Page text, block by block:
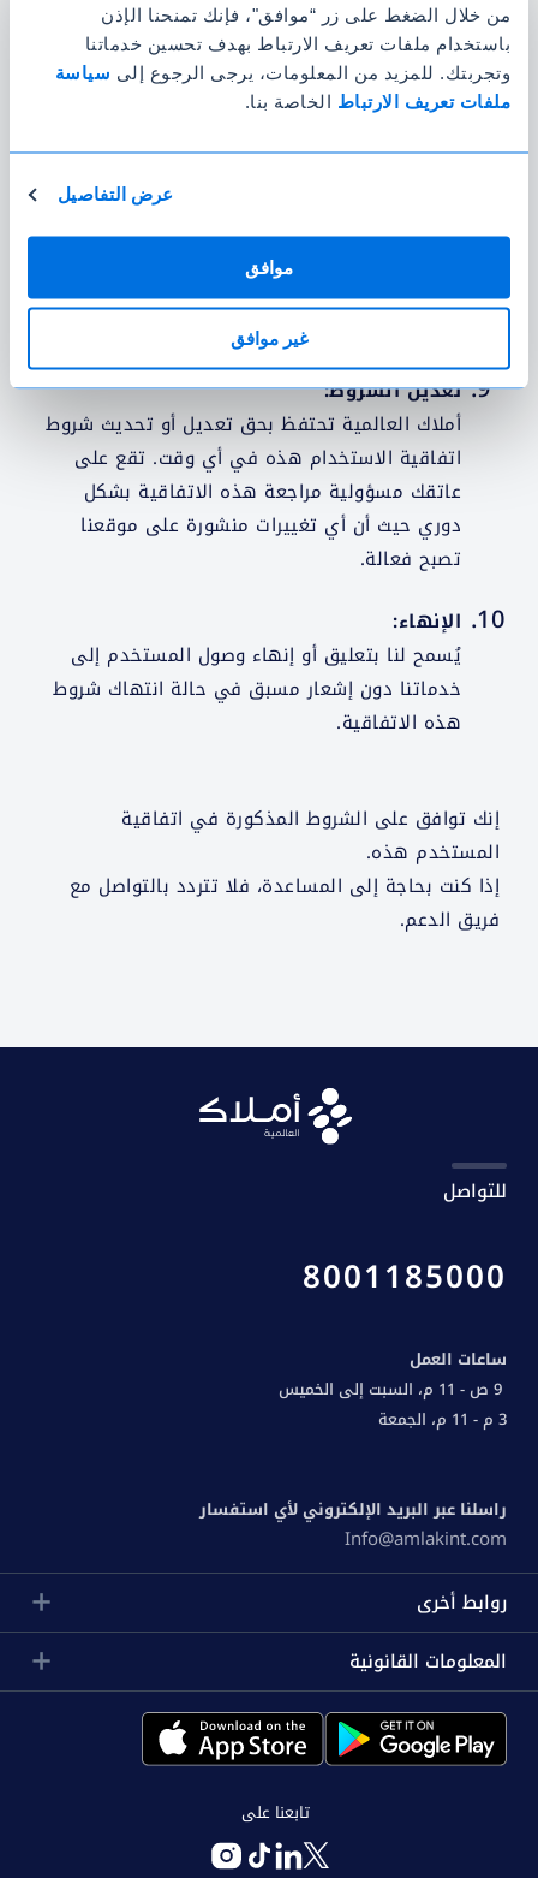
من خلال الضغط على زر “موافق"، فإنك تمنحنا الإذن
باستخدام ملفات تعريف الارتباط بهدف تحسين خدماتنا
وتجربتك. للمزيد من المعلومات، يرجى الرجوع إلى سياسة
ملفات تعريف الارتباط الخاصة بنا.
عرض التفاصيل
موافق
غير موافق
القوانين أو اللوائح المعمول بها أو مبادئ التمويل
الإسلامي. يضمن ذلك الأنشطة المحظورة مثل
السلوك الاحتيالي أو الاستخدام غير المصرح به
أملاك العالمية ملتزمة بتقديم معلومات دقيقة
وحديثة ولكننا لا نضمن دقة المحتوى الخاص بنا أو
اكتماله أو موثوقيته. نحن لسنا مسؤولين عن أي
خسائر أو أضرار تنشأ عن استخدام منصتنا.
تعديل الشروط:
أملاك العالمية تحتفظ بحق تعديل أو تحديث شروط
اتفاقية الاستخدام هذه في أي وقت. تقع على
عاتقك مسؤولية مراجعة هذه الاتفاقية بشكل
دوري حيث أن أي تغييرات منشورة على موقعنا
تصبح فعالة.
الإنهاء:
يُسمح لنا بتعليق أو إنهاء وصول المستخدم إلى
خدماتنا دون إشعار مسبق في حالة انتهاك شروط
هذه الاتفاقية.
إنك توافق على الشروط المذكورة في اتفاقية
المستخدم هذه.
إذا كنت بحاجة إلى المساعدة، فلا تتردد بالتواصل مع
فريق الدعم.
للتواصل
8001185000
ساعات العمل
3 م - 11 م، الجمعة
راسلنا عبر البريد الإلكتروني لأي استفسار
Info@amlakint.com
روابط أخرى
المعلومات القانونية
تابعنا على